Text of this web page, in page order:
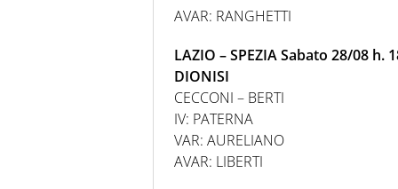
AVAR: RANGHETTI
LAZIO – SPEZIA Sabato 28/08 h.
DIONISI
CECCONI – BERTI
IV: PATERNA
VAR: AURELIANO
AVAR: LIBERTI